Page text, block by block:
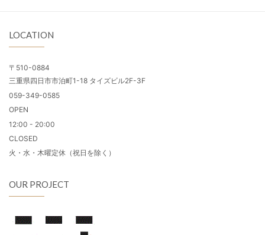
LOCATION
〒510-0884
三重県四日市市泊町1-18 タイズビル2F-3F
059-349-0585
OPEN
12:00 - 20:00
CLOSED
火・水・木曜定休（祝日を除く）
OUR PROJECT